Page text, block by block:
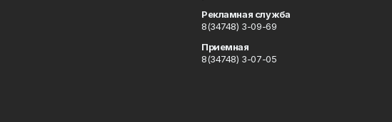
Рекламная служба
8(34748) 3-09-69
Приемная
8(34748) 3-07-05